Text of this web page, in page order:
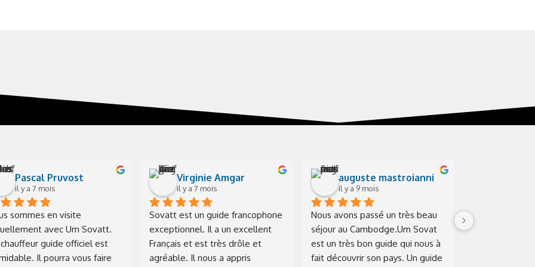
Pascal Pruvost
il y a 7 mois
sommes en visite
avec Um Sovatt.
guide officiel est
Il pourra vous faire
Virginie Amgar
il y a 7 mois
Sovatt est un guide francophone
exceptionnel. Il a un excellent
Français et est très drôle et
agréable. Il nous a appris
auguste mastroianni
il y a 9 mois
Nous avons passé un très beau
séjour au Cambodge.Um Sovat
est un très bon guide qui nous à
fait découvrir son pays. Un guide
Un guide